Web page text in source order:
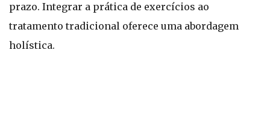
prazo. Integrar a prática de exercícios ao
tratamento tradicional oferece uma abordagem
holística.